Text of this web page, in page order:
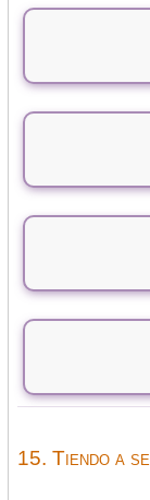
15. Tiendo a